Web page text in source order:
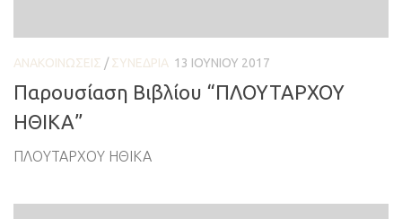
ΑΝΑΚΟΙΝΏΣΕΙΣ /ΣΥΝΈΔΡΙΑ 13 ΙΟΥΝΊΟΥ 2017
Παρουσίαση Βιβλίου “ΠΛΟΥΤΑΡΧΟΥ
ΗΘΙΚΑ”
ΠΛΟΥΤΑΡΧΟΥ ΗΘΙΚΑ